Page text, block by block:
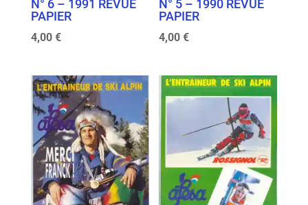
N° 6 – 1991 REVUE
PAPIER
4,00 €
N° 5 – 1990 REVUE
PAPIER
4,00€